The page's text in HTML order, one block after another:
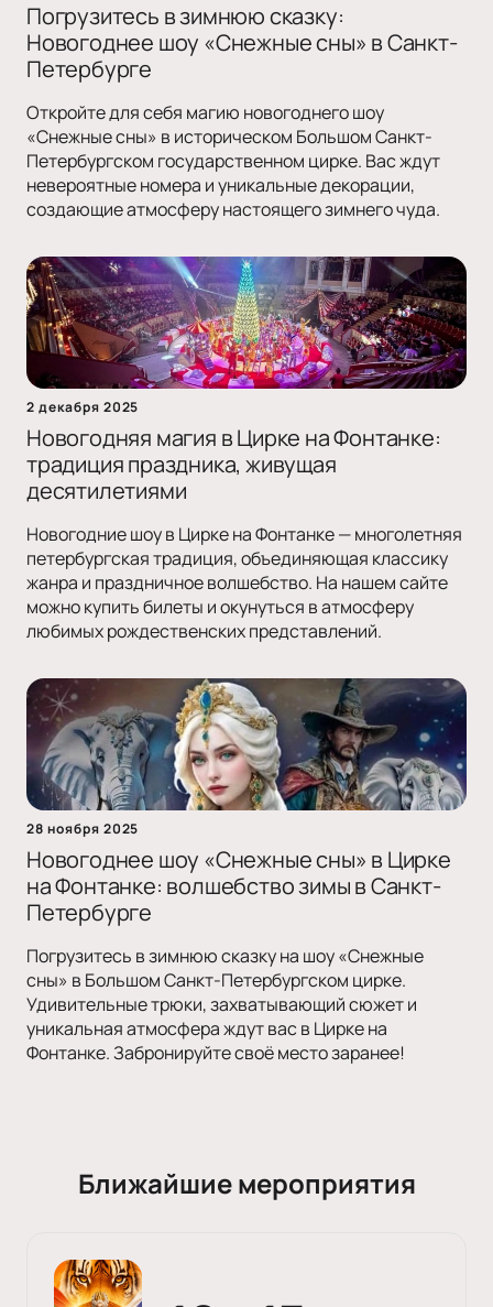
Погрузитесь в зимнюю сказку:
Новогоднее шоу «Снежные сны» в Санкт-
Петербурге
Откройте для себя магию новогоднего шоу
«Снежные сны» в историческом Большом Санкт-
Петербургском государственном цирке. Вас ждут
невероятные номера и уникальные декорации,
создающие атмосферу настоящего зимнего чуда.
2 декабря 2025
Новогодняя магия в Цирке на Фонтанке:
традиция праздника, живущая
десятилетиями
Новогодние шоу в Цирке на Фонтанке — многолетняя
петербургская традиция, объединяющая классику
жанра и праздничное волшебство. На нашем сайте
можно купить билеты и окунуться в атмосферу
любимых рождественских представлений.
28 ноября 2025
Новогоднее шоу «Снежные сны» в Цирке
на Фонтанке: волшебство зимы в Санкт-
Петербурге
Погрузитесь в зимнюю сказку на шоу «Снежные
сны» в Большом Санкт-Петербургском цирке.
Удивительные трюки, захватывающий сюжет и
уникальная атмосфера ждут вас в Цирке на
Фонтанке. Забронируйте своё место заранее!
Ближайшие мероприятия